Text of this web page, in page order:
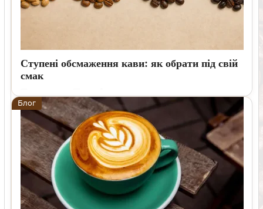
Ступені обсмаження кави: як обрати під свій
смак
Розбираємо ступені обсмаження кави, їхній вплив на
смак і аромат та критерії вибору зерна для різних
способів приготування.
Блог